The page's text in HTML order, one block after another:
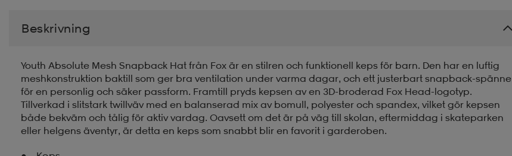
Beskrivning
Youth Absolute Mesh Snapback Hat från Fox är en stilren och funktionell keps för barn. Den har en luftig
meshkonstruktion baktill som ger bra ventilation under varma dagar, och ett justerbart snapback-spänne
för en personlig och säker passform. Framtill pryds kepsen av en 3D-broderad Fox Head-logotyp.
Tillverkad i slitstark twillväv med en balanserad mix av bomull, polyester och spandex, vilket gör kepsen
både bekväm och tålig för aktiv vardag. Oavsett om det är på väg till skolan, eftermiddag i skateparken
eller helgens äventyr, är detta en keps som snabbt blir en favorit i garderoben.